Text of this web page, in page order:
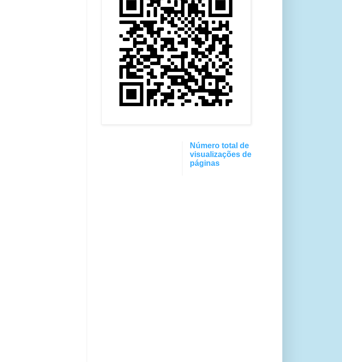
Número total de
visualizações de
páginas